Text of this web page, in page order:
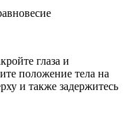
глаза и
положение тела на
и также задержитесь